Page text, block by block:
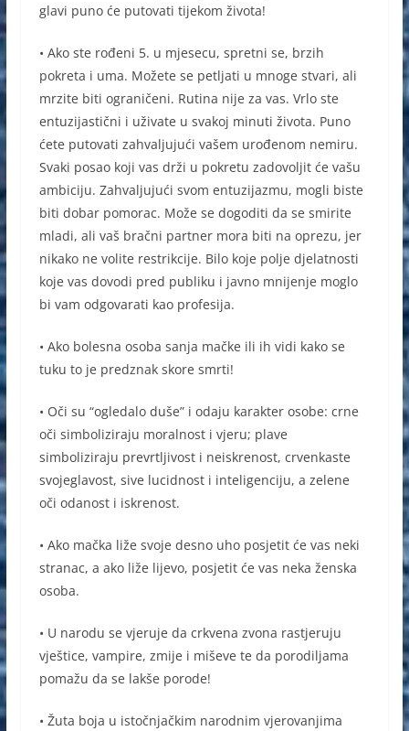
glavi puno će putovati tijekom života!
• Ako ste rođeni 5. u mjesecu, spretni se, brzih
pokreta i uma. Možete se petljati u mnoge stvari, ali
mrzite biti ograničeni. Rutina nije za vas. Vrlo ste
entuzijastični i uživate u svakoj minuti života. Puno
ćete putovati zahvaljujući vašem urođenom nemiru.
Svaki posao koji vas drži u pokretu zadovoljit će vašu
ambiciju. Zahvaljujući svom entuzijazmu, mogli biste
biti dobar pomorac. Može se dogoditi da se smirite
mladi, ali vaš bračni partner mora biti na oprezu, jer
nikako ne volite restrikcije. Bilo koje polje djelatnosti
koje vas dovodi pred publiku i javno mnijenje moglo
bi vam odgovarati kao profesija.
• Ako bolesna osoba sanja mačke ili ih vidi kako se
tuku to je predznak skore smrti!
• Oči su “ogledalo duše” i odaju karakter osobe: crne
oči simboliziraju moralnost i vjeru; plave
simboliziraju prevrtljivost i neiskrenost, crvenkaste
svojeglavost, sive lucidnost i inteligenciju, a zelene
oči odanost i iskrenost.
• Ako mačka liže svoje desno uho posjetit će vas neki
stranac, a ako liže lijevo, posjetit će vas neka ženska
osoba.
• U narodu se vjeruje da crkvena zvona rastjeruju
vještice, vampire, zmije i miševe te da porodiljama
pomažu da se lakše porode!
• Žuta boja u istočnjačkim narodnim vjerovanjima